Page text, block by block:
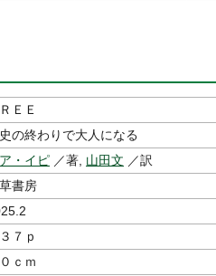
ＥＥ
の終わりで大人になる
・イピ ／著, 山田文 ／訳
書房
７ｐ
ｃｍ